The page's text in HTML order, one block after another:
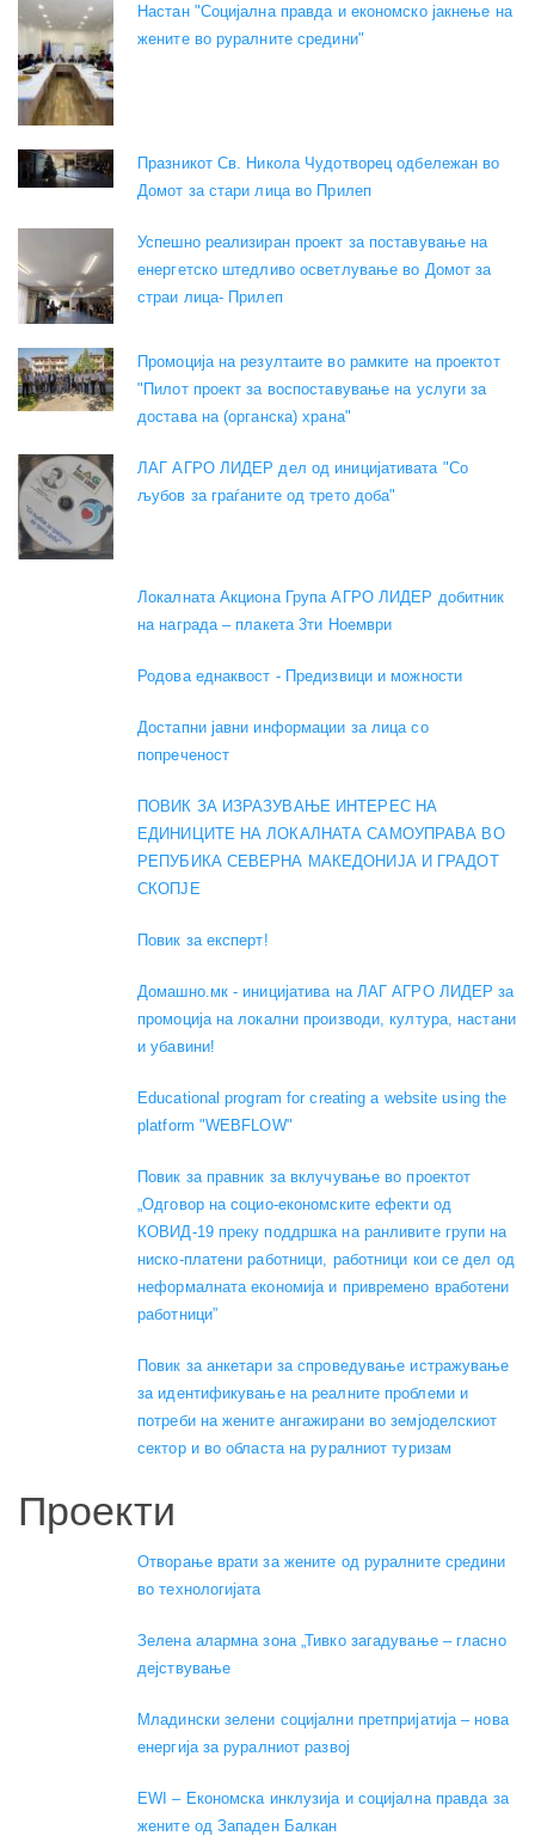
Настан "Социјална правда и економско јакнење на
жените во руралните средини"
Празникот Св. Никола Чудотворец одбележан во
Домот за стари лица во Прилеп
Успешно реализиран проект за поставување на
енергетско штедливо осветлување во Домот за
страи лица- Прилеп
Промоција на резултаите во рамките на проектот
"Пилот проект за воспоставување на услуги за
достава на (органска) храна"
ЛАГ АГРО ЛИДЕР дел од иницијативата "Со
љубов за граѓаните од трето доба"
Локалната Акциона Група АГРО ЛИДЕР добитник
на награда – плакета 3ти Ноември
Родова еднаквост - Предизвици и можности
Достапни јавни информации за лица со
попреченост
ПОВИК ЗА ИЗРАЗУВАЊЕ ИНТЕРЕС НА
ЕДИНИЦИТЕ НА ЛОКАЛНАТА САМОУПРАВА ВО
РЕПУБИКА СЕВЕРНА МАКЕДОНИЈА И ГРАДОТ
СКОПЈЕ
Повик за експерт!
Домашно.мк - иницијатива на ЛАГ АГРО ЛИДЕР за
промоција на локални производи, култура, настани
и убавини!
Educational program for creating a website using the
platform "WEBFLOW"
Повик за правник за вклучување во проектот
„Одговор на социо-економските ефекти од
КОВИД-19 преку поддршка на ранливите групи на
ниско-платени работници, работници кои се дел од
неформалната економија и привремено вработени
работници”
Повик за анкетари за спроведување истражување
за идентификување на реалните проблеми и
потреби на жените ангажирани во земјоделскиот
сектор и во областа на руралниот туризам
Проекти
Отворање врати за жените од руралните средини
во технологијата
Зелена алармна зона „Тивко загадување – гласно
дејствување
Младински зелени социјални претпријатија – нова
енергија за руралниот развој
EWI – Економска инклузија и социјална правда за
жените од Западен Балкан